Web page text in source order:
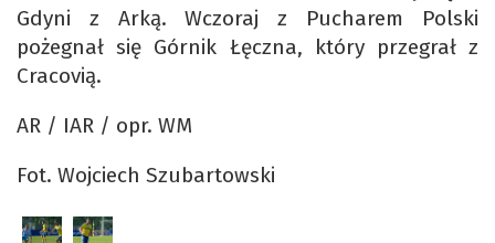
Gdyni z Arką. Wczoraj z Pucharem Polski
pożegnał się Górnik Łęczna, który przegrał z
Cracovią.
AR / IAR / opr. WM
Fot. Wojciech Szubartowski